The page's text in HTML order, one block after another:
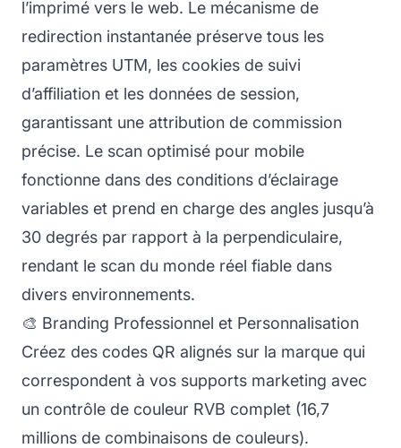
l’imprimé vers le web. Le mécanisme de
redirection instantanée préserve tous les
paramètres UTM, les cookies de suivi
d’affiliation et les données de session,
garantissant une attribution de commission
précise. Le scan optimisé pour mobile
fonctionne dans des conditions d’éclairage
variables et prend en charge des angles jusqu’à
30 degrés par rapport à la perpendiculaire,
rendant le scan du monde réel fiable dans
divers environnements.
🎨 Branding Professionnel et Personnalisation
Créez des codes QR alignés sur la marque qui
correspondent à vos supports marketing avec
un contrôle de couleur RVB complet (16,7
millions de combinaisons de couleurs).